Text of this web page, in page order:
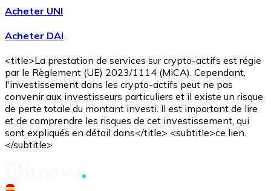
AcheterAvalancheavec virement bancaireavec carte
AVAX
Acheter UNI
Acheter DAI
<title>La prestation de services sur crypto-actifs est régie
par le Règlement (UE) 2023/1114 (MiCA). Cependant,
l'investissement dans les crypto-actifs peut ne pas
convenir aux investisseurs particuliers et il existe un risque
de perte totale du montant investi. Il est important de lire
et de comprendre les risques de cet investissement, qui
sont expliqués en détail dans</title> <subtitle>ce lien.
</subtitle>